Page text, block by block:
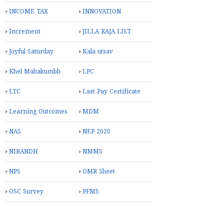
INCOME TAX INNOVATION
Increment JILLA RAJA LIST
Joyful Saturday Kala utsav
Khel Mahakumbh LPC
LTC Last Pay Certificate
Learning Outcomes MDM
NAS NEP 2020
NIBANDH NMMS
NPS OMR Sheet
OSC Survey PFMS